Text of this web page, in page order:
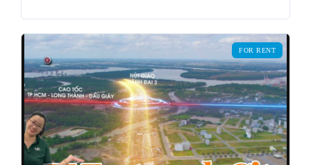
FOR RENT